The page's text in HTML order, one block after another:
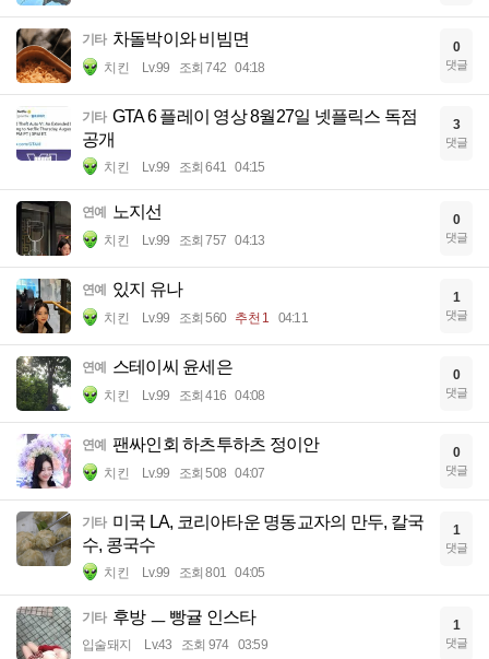
기타 차돌박이와 비빔면
치킨 Lv.99 조회 742 04:18
0
댓글
기타 GTA 6 플레이 영상 8월27일 넷플릭스 독점
공개
치킨 Lv.99 조회 641 04:15
3
댓글
연예 노지선
치킨 Lv.99 조회 757 04:13
0
댓글
연예 있지 유나
치킨 Lv.99 조회 560 추천 1 04:11
1
댓글
연예 스테이씨 윤세은
치킨 Lv.99 조회 416 04:08
0
댓글
연예 팬싸인회 하츠투하츠 정이안
치킨 Lv.99 조회 508 04:07
0
댓글
기타 미국 LA, 코리아타운 명동교자의 만두, 칼국
수, 콩국수
치킨 Lv.99 조회 801 04:05
1
댓글
기타 후방 ㅡ 빵귤 인스타
입술돼지 Lv.43 조회 974 03:59
1
댓글